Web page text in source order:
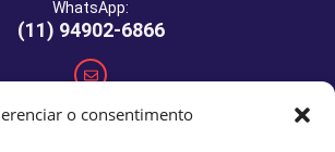
o consentimento
WhatsApp:
(11) 94902-6866
E-mail: